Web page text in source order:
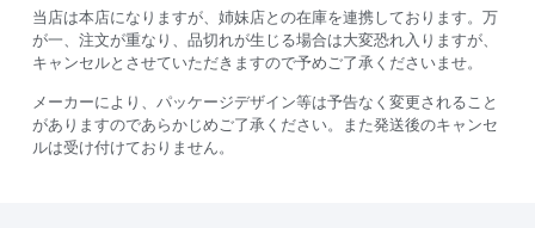
当店は本店になりますが、姉妹店との在庫を連携しております。万
が一、注文が重なり、品切れが生じる場合は大変恐れ入りますが、
キャンセルとさせていただきますので予めご了承くださいませ。
メーカーにより、パッケージデザイン等は予告なく変更されること
がありますのであらかじめご了承ください。また発送後のキャンセ
ルは受け付けておりません。